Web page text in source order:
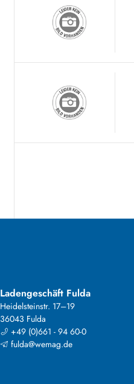
Ladengeschäft Fulda
Heidelsteinstr. 17–19
36043 Fulda
+49 (0)661 - 94 60-0
fulda@wemag.de